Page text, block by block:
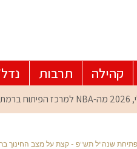
קהילה תרבות
מה-NBA למרכז הפיתוח ברמת גן: עומרי כספי במפגש הוקרה מיוחד
שנה"ל תש"פ - קצת על מצב החינוך